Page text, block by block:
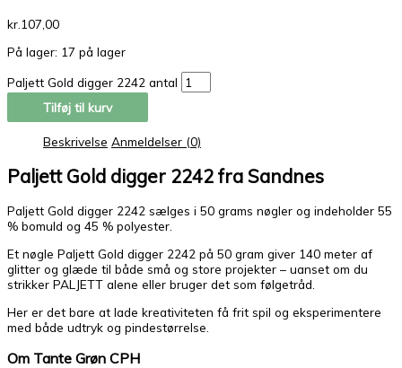
kr. 107,00
På lager: 17 på lager
Paljett Gold digger 2242 antal
Tilføj til kurv
Beskrivelse Anmeldelser (0)
Paljett Gold digger 2242 fra Sandnes
Paljett Gold digger 2242 sælges i 50 grams nøgler og indeholder 55
% bomuld og 45 % polyester.
Et nøgle Paljett Gold digger 2242 på 50 gram giver 140 meter af
glitter og glæde til både små og store projekter – uanset om du
strikker PALJETT alene eller bruger det som følgetråd.
Her er det bare at lade kreativiteten få frit spil og eksperimentere
med både udtryk og pindestørrelse.
Om Tante Grøn CPH